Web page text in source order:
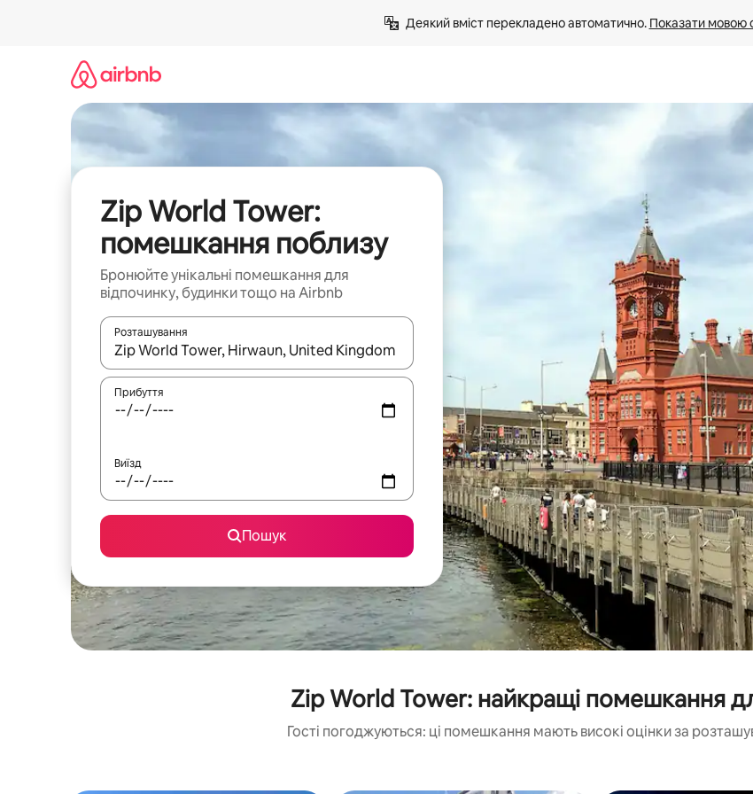
Деякий вміст перекладено автоматично. Показати мовою
Zip World Tower:
помешкання поблизу
Бронюйте унікальні помешкання для
відпочинку, будинки тощо на Airbnb
Розташування
Отримавши результати пошуку, використовуйте для навігації сторінкою клавіші зі стрілками вгору та вниз
Прибуття
Виїзд
Пошук
Zip World Tower: найкращі помешкання
Гості погоджуються: ці помешкання мають високі оцінки за